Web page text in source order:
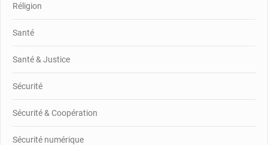
Réligion
Santé
Santé & Justice
Sécurité
Sécurité & Coopération
Sécurité numérique